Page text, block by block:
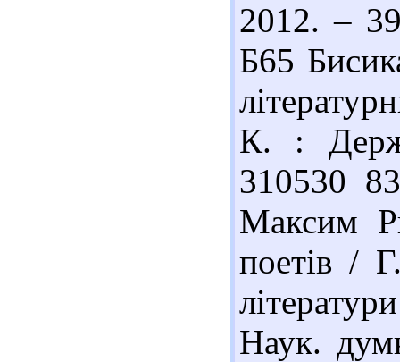
2012. –
Б65
К. :
310530
Максим
поетів /
Наук.